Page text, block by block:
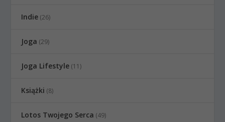
Indie (26)
Joga (29)
Joga Lifestyle (11)
Książki (8)
Lotos Twojego Serca (49)